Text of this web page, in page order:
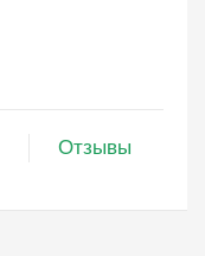
Отзывы